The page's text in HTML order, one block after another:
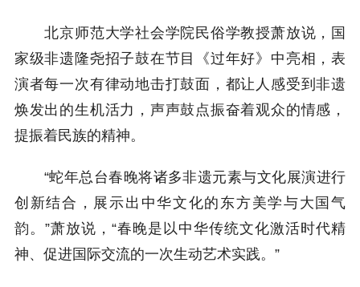
北京师范大学社会学院民俗学教授萧放说，国
家级非遗隆尧招子鼓在节目《过年好》中亮相，表
演者每一次有律动地击打鼓面，都让人感受到非遗
焕发出的生机活力，声声鼓点振奋着观众的情感，
提振着民族的精神。
“蛇年总台春晚将诸多非遗元素与文化展演进行
创新结合，展示出中华文化的东方美学与大国气
韵。”萧放说，“春晚是以中华传统文化激活时代精
神、促进国际交流的一次生动艺术实践。”